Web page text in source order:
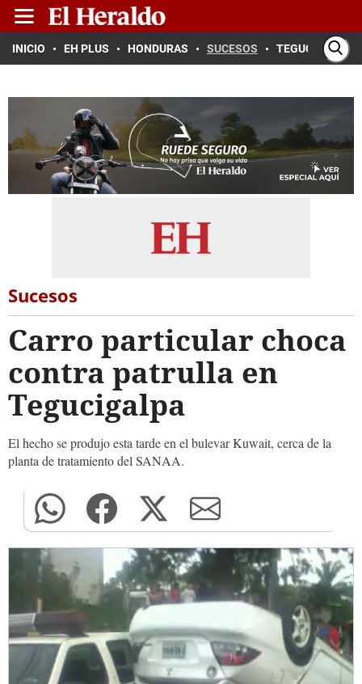
INICIO EH PLUS HONDURAS SUCESOS TEGUCIGALPA
Sucesos
Carro particular choca
contra patrulla en
Tegucigalpa
El hecho se produjo esta tarde en el bulevar Kuwait, cerca de la
planta de tratamiento del SANAA.